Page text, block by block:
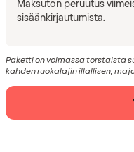
Maksuton peruutus
sisäänkirjautumista.
Paketti on voimassa torstaista
kahden ruokalajin illallisen,